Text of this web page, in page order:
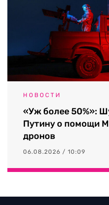
НОВОСТИ
«Уж более 50%»:
Путину о помощи
дронов
06.08.2026 / 10:09